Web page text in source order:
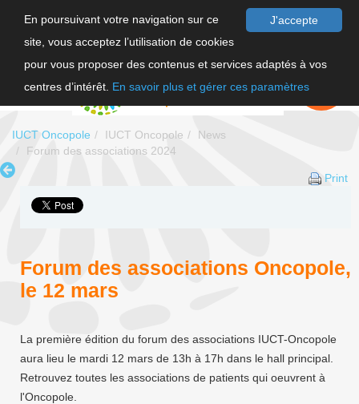
J'accepte
En poursuivant votre navigation sur ce
site, vous acceptez l’utilisation de cookies
pour vous proposer des contenus et services adaptés à vos
centres d’intérêt. En savoir plus et gérer ces paramètres
FAIRE UN
DON
IUCT Oncopole IUCT Oncopole
News
Forum des associations 2024
Print
Forum des associations Oncopole,
le 12 mars
La première édition du forum des associations IUCT-Oncopole
aura lieu le mardi 12 mars de 13h à 17h dans le hall principal.
Retrouvez toutes les associations de patients qui oeuvrent à
l'Oncopole.